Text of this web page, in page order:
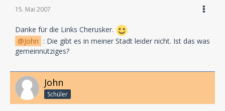
15. Mai 2007
Danke für die Links Cherusker.
John : Die gibt es in meiner Stadt leider nicht. Ist das was
gemeinnütziges?
John
Schüler